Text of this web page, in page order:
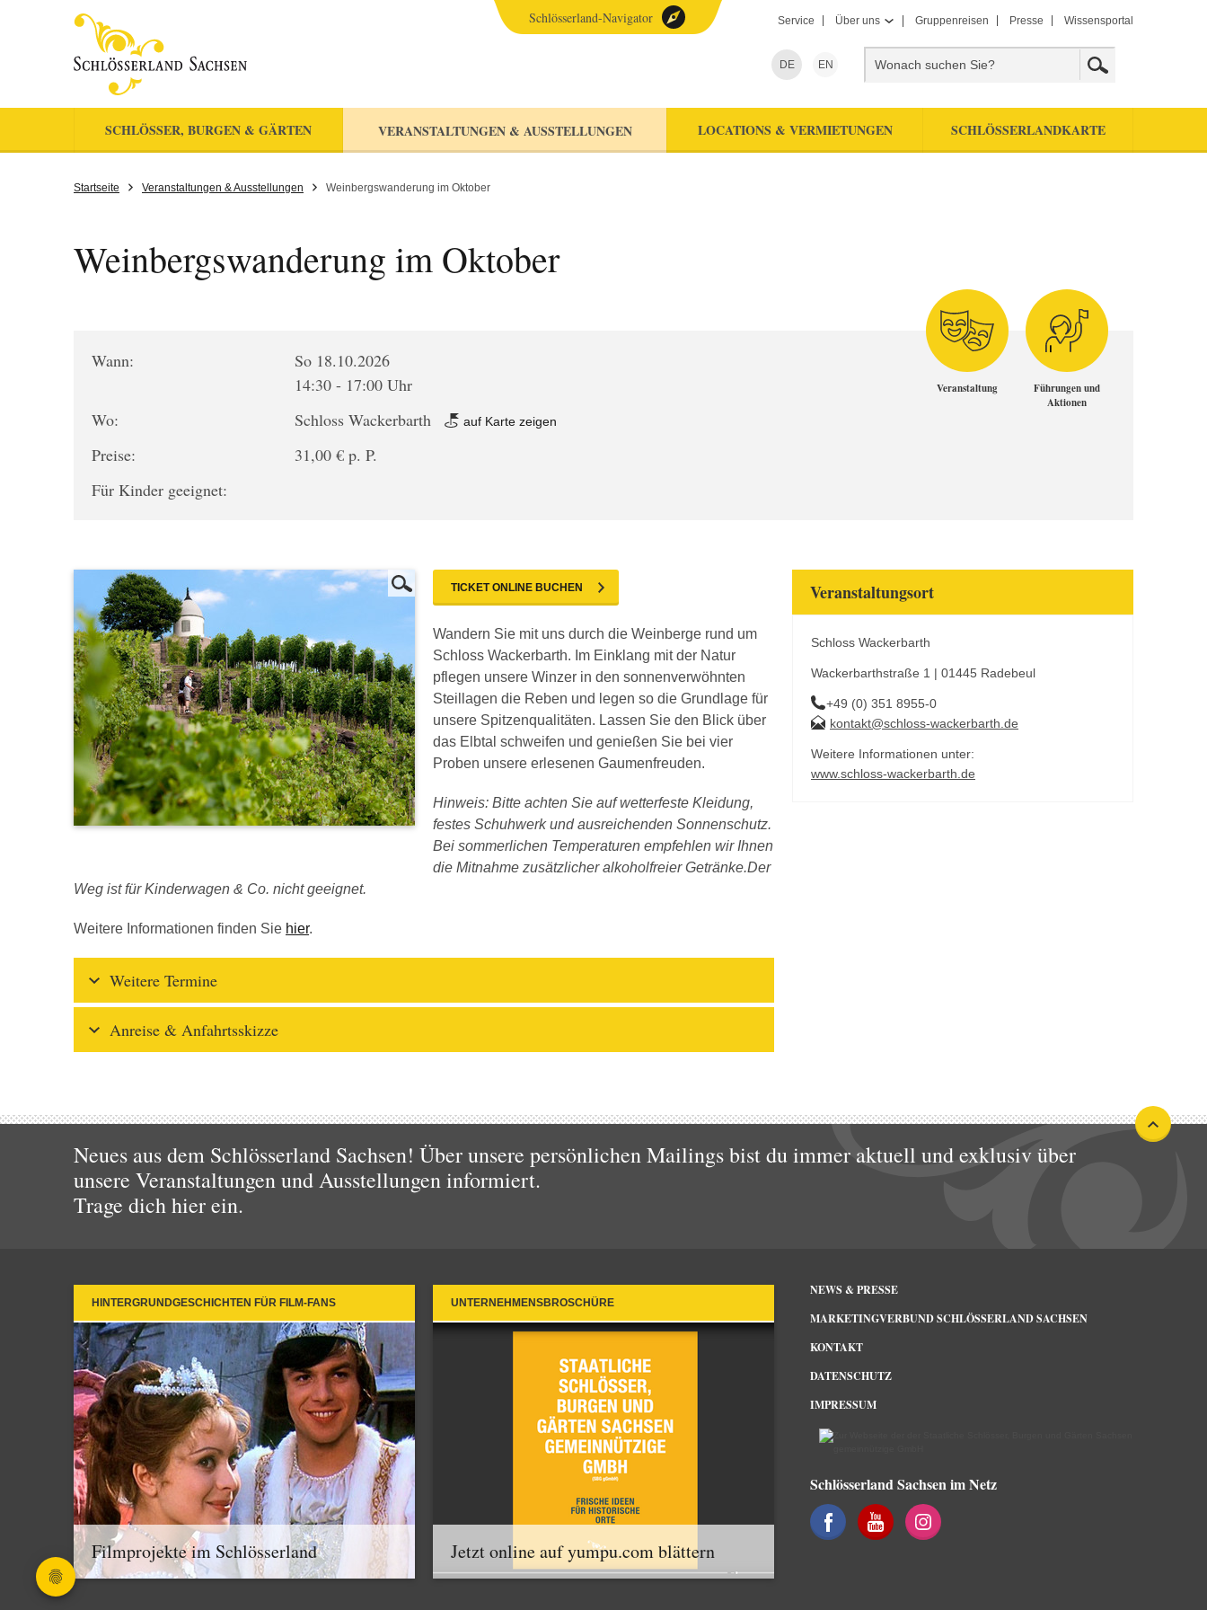
Service Über uns Gruppenreisen Presse Wissensportal
DE EN
SCHLÖSSER, BURGEN & GÄRTEN VERANSTALTUNGEN & AUSSTELLUNGEN LOCATIONS & VERMIETUNGEN SCHLÖSSERLANDKARTE
Schlösserland-Navigator
Startseite Veranstaltungen & Ausstellungen Weinbergswanderung im Oktober
Weinbergswanderung im Oktober
Wann:
So 18.10.2026
14:30 - 17:00 Uhr
Wo:
Schloss Wackerbarth auf Karte zeigen
Preise:
31,00 € p. P.
Für Kinder geeignet:
Veranstaltung
Führungen und
Aktionen
TICKET ONLINE BUCHEN
Wandern Sie mit uns durch die Weinberge rund um
Schloss Wackerbarth. Im Einklang mit der Natur
pflegen unsere Winzer in den sonnenverwöhnten
Steillagen die Reben und legen so die Grundlage für
unsere Spitzenqualitäten. Lassen Sie den Blick über
das Elbtal schweifen und genießen Sie bei vier
Proben unsere erlesenen Gaumenfreuden.
Hinweis: Bitte achten Sie auf wetterfeste Kleidung,
festes Schuhwerk und ausreichenden Sonnenschutz.
Bei sommerlichen Temperaturen empfehlen wir Ihnen
die Mitnahme zusätzlicher alkoholfreier Getränke.Der
Weg ist für Kinderwagen & Co. nicht geeignet.
Weitere Informationen finden Sie hier.
Weitere Termine
Anreise & Anfahrtsskizze
Veranstaltungsort
Schloss Wackerbarth
Wackerbarthstraße 1 | 01445 Radebeul
+49 (0) 351 8955-0
kontakt@schloss-wackerbarth.de
Weitere Informationen unter:
www.schloss-wackerbarth.de
Neues aus dem Schlösserland Sachsen! Über unsere persönlichen Mailings bist du immer aktuell und exklusiv über
unsere Veranstaltungen und Ausstellungen informiert.
Trage dich hier ein.
HINTERGRUNDGESCHICHTEN FÜR FILM-FANS
Filmprojekte im Schlösserland
UNTERNEHMENSBROSCHÜRE
Jetzt online auf yumpu.com blättern
NEWS & PRESSE
MARKETINGVERBUND SCHLÖSSERLAND SACHSEN
KONTAKT
DATENSCHUTZ
IMPRESSUM
Schlösserland Sachsen im Netz